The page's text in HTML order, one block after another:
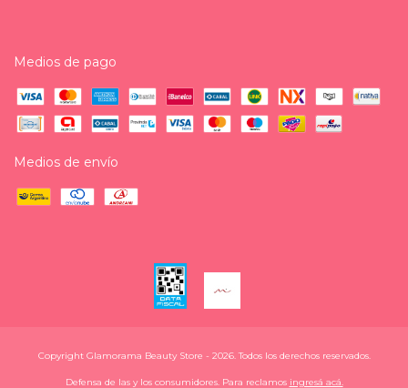
Medios de pago
Medios de envío
Copyright Glamorama Beauty Store - 2026. Todos los derechos reservados.
Defensa de las y los consumidores. Para reclamos ingresá acá.